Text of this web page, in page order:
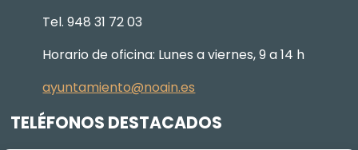
Tel. 948 31 72 03
Horario de oficina: Lunes a viernes, 9 a 14 h
ayuntamiento@noain.es
TELÉFONOS DESTACADOS